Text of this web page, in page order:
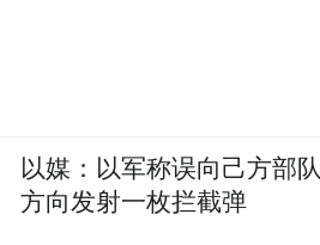
以媒：以军称误向己方部队
方向发射一枚拦截弹